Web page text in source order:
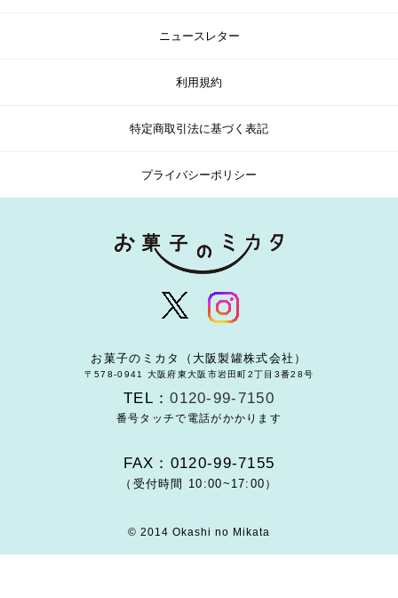
ニュースレター
利用規約
特定商取引法に基づく表記
プライバシーポリシー
お菓子のミカタ（大阪製罐株式会社）
〒578-0941 大阪府東大阪市岩田町2丁目3番28号
TEL：0120-99-7150
番号タッチで電話がかかります
FAX：0120-99-7155
（受付時間 10:00~17:00）
© 2014 Okashi no Mikata